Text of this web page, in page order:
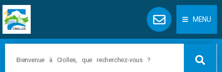
MENU
Panneau de gestion des cookies